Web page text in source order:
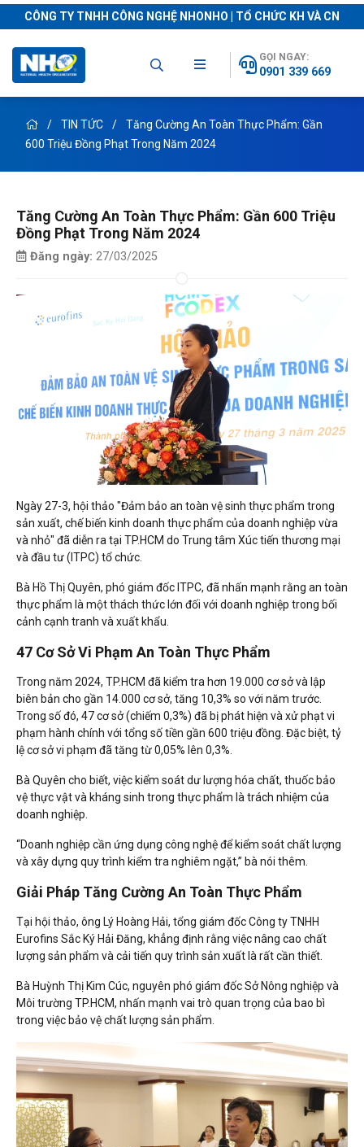
CÔNG TY TNHH CÔNG NGHỆ NHONHO | TỔ CHỨC KH VÀ CN
GỌI NGAY:
0901 339 669
TIN TỨC
Tăng Cường An Toàn Thực Phẩm: Gần
600 Triệu Đồng Phạt Trong Năm 2024
Tăng Cường An Toàn Thực Phẩm: Gần 600 Triệu
Đồng Phạt Trong Năm 2024
Đăng ngày: 27/03/2025
Ngày 27-3, hội thảo "Đảm bảo an toàn vệ sinh thực phẩm trong
sản xuất, chế biến kinh doanh thực phẩm của doanh nghiệp vừa
và nhỏ" đã diễn ra tại TP.HCM do Trung tâm Xúc tiến thương mại
và đầu tư (ITPC) tổ chức.
Bà Hồ Thị Quyên, phó giám đốc ITPC, đã nhấn mạnh rằng an toàn
thực phẩm là một thách thức lớn đối với doanh nghiệp trong bối
cảnh cạnh tranh và xuất khẩu.
47 Cơ Sở Vi Phạm An Toàn Thực Phẩm
Trong năm 2024, TP.HCM đã kiểm tra hơn 19.000 cơ sở và lập
biên bản cho gần 14.000 cơ sở, tăng 10,3% so với năm trước.
Trong số đó, 47 cơ sở (chiếm 0,3%) đã bị phát hiện và xử phạt vi
phạm hành chính với tổng số tiền gần 600 triệu đồng. Đặc biệt, tỷ
lệ cơ sở vi phạm đã tăng từ 0,05% lên 0,3%.
Bà Quyên cho biết, việc kiểm soát dư lượng hóa chất, thuốc bảo
vệ thực vật và kháng sinh trong thực phẩm là trách nhiệm của
doanh nghiệp.
“Doanh nghiệp cần ứng dụng công nghệ để kiểm soát chất lượng
và xây dựng quy trình kiểm tra nghiêm ngặt,” bà nói thêm.
Giải Pháp Tăng Cường An Toàn Thực Phẩm
Tại hội thảo, ông Lý Hoàng Hải, tổng giám đốc Công ty TNHH
Eurofins Sắc Ký Hải Đăng, khẳng định rằng việc nâng cao chất
lượng sản phẩm và cải tiến quy trình sản xuất là rất cần thiết.
Bà Huỳnh Thị Kim Cúc, nguyên phó giám đốc Sở Nông nghiệp và
Môi trường TP.HCM, nhấn mạnh vai trò quan trọng của bao bì
trong việc bảo vệ chất lượng sản phẩm.